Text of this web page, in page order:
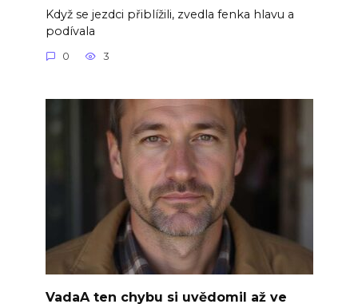
Když se jezdci přiblížili, zvedla fenka hlavu a
podívala
0 3
VadaA ten chybu si uvědomil až ve